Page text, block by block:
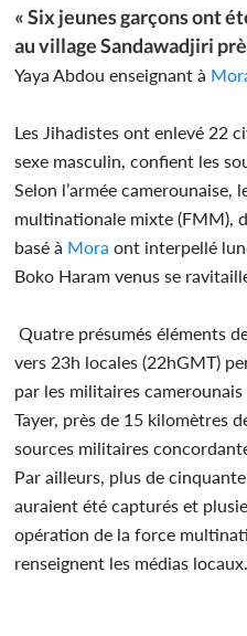
« Six jeunes garçons ont
au village Sandawadjiri
Yaya Abdou enseignant à
Les Jihadistes ont enlevé 22
sexe masculin, confient les
Selon l’armée camerounaise,
multinationale mixte (FMM),
basé à Mora ont interpellé
Boko Haram venus se
Quatre présumés éléments
vers 23h locales (22hGMT)
par les militaires
Tayer, près de 15 kilomètres
sources militaires
Par ailleurs, plus de
auraient été capturés et
opération de la force
renseignent les médias locaux.